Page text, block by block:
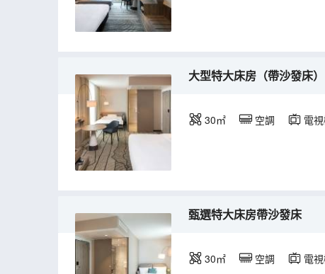
大型特大床房（帶沙發床）
30㎡ 空調 電
甄選特大床房帶沙發床
30㎡ 空調 電